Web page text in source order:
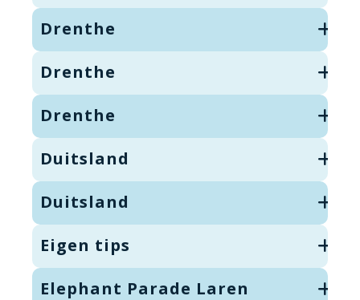
Drenthe
Drenthe
Drenthe
Duitsland
Duitsland
Eigen tips
Elephant Parade Laren